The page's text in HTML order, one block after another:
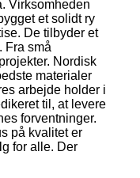
Virksomheden
et solidt ry
De tilbyder et
Fra små
Nordisk
materialer
arbejde holder i
til, at levere
forventninger.
på kvalitet er
for alle. Der